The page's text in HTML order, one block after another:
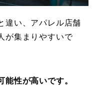
違い、アパレル店舗
が集まりやすいで
能性が高いです。